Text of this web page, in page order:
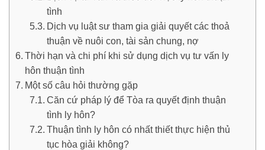
tình
Dịch vụ luật sư tham gia giải quyết các thoả
thuận về nuôi con, tài sản chung, nợ
Thời hạn và chi phí khi sử dụng dịch vụ tư vấn ly
hôn thuận tình
Một số câu hỏi thường gặp
Căn cứ pháp lý để Tòa ra quyết định thuận
tình ly hôn?
Thuận tình ly hôn có nhất thiết thực hiện thủ
tục hòa giải không?